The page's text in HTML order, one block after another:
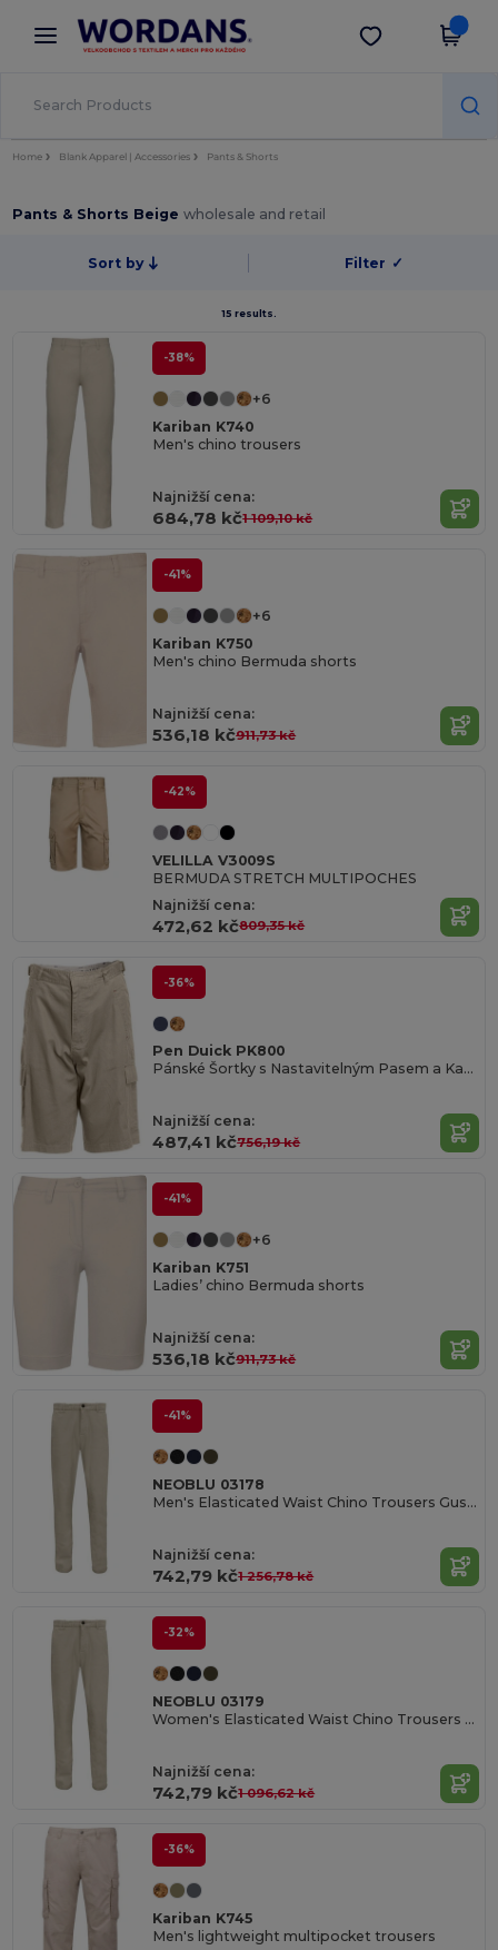
× Aplikace Wordans
Lepší ceny v aplikaci!
Stáhnout app
Home Blank Apparel | Accessories Pants & Shorts
Pants & Shorts Beigewholesale and retail
Sort by Filter ✓
15 results.
-38%
+6
Kariban K740
Men's chino trousers
Najnižší cena:
684,78 kč1 109,10 kč
-41%
+6
Kariban K750
Men's chino Bermuda shorts
Najnižší cena:
536,18 kč911,73 kč
-42%
VELILLA V3009S
BERMUDA STRETCH MULTIPOCHES
Najnižší cena:
472,62 kč809,35 kč
-36%
Pen Duick PK800
Pánské Šortky s Nastavitelným Pasem a Kapsami
Najnižší cena:
487,41 kč756,19 kč
-41%
+6
Kariban K751
Ladies’ chino Bermuda shorts
Najnižší cena:
536,18 kč911,73 kč
-41%
NEOBLU 03178
Men's Elasticated Waist Chino Trousers Gustave Men
Najnižší cena:
742,79 kč1 256,78 kč
-32%
NEOBLU 03179
Women's Elasticated Waist Chino Trousers Gustave Women
Najnižší cena:
742,79 kč1 096,62 kč
-36%
Kariban K745
Men's lightweight multipocket trousers